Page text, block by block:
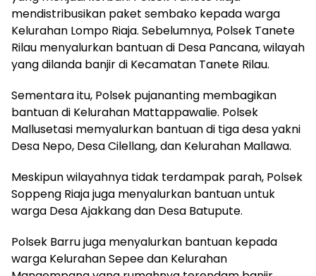
mendistribusikan paket sembako kepada warga
Kelurahan Lompo Riaja. Sebelumnya, Polsek Tanete
Rilau menyalurkan bantuan di Desa Pancana, wilayah
yang dilanda banjir di Kecamatan Tanete Rilau.
Sementara itu, Polsek pujananting membagikan
bantuan di Kelurahan Mattappawalie. Polsek
Mallusetasi memyalurkan bantuan di tiga desa yakni
Desa Nepo, Desa Cilellang, dan Kelurahan Mallawa.
Meskipun wilayahnya tidak terdampak parah, Polsek
Soppeng Riaja juga menyalurkan bantuan untuk
warga Desa Ajakkang dan Desa Batupute.
Polsek Barru juga menyalurkan bantuan kepada
warga Kelurahan Sepee dan Kelurahan